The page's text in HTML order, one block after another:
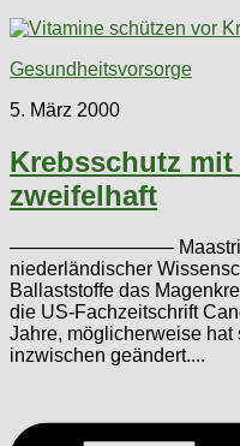
Gesundheitsvorsorge
5. März 2000
Krebsschutz
zweifelhaft
————————– Maastricht
niederländischer
Ballaststoffe das
die US-Fachzeitschrift
Jahre, möglicherweise
inzwischen geändert....